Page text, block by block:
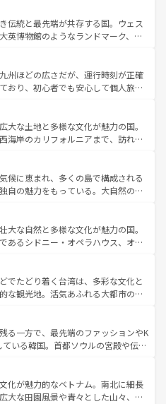
祥地であるランス、プロヴァンスの
など、多彩な楽しみ方が可能だ。さ
にも魅力が溢れており、どの街角に
それぞれで全く異なる文化を体験で
。 なお、新着のフランス情報はコンテンツ一覧
こを歩いても飽きることがない。ベ
バイエルン州のアルプスの絶景、そ
イン畑といった風景は必見。ビール
験してほしい。 なお、新着の
ツ一覧を参照してほしい。
伝統と最先端が共存する国。ウェス
英博物館のようなランドマーク、歴
がある。また、優雅なアフタヌーン
はたまらない英国パブ、サッカー観
そできる体験も豊富。イギリスを旅
しい。
州ほどの広さだが、運行時刻が正確
おり、初心者でも安心して個人旅行
町や、スイスならではのユニークな
ス観光だけでなく町歩きも満喫する
所得が高いため物価も高いが、旅行
楽しむこともできる。 なお、新
テンツ一覧 を参照してほしい。
大な土地と多様な文化が魅力の国。
海岸のカリフォルニアまで、訪れる
観光、ショッピング、エンターテイ
激的なスポットだ。一方、アメリカ
り、グランドキャニオンやイエロー
では、音楽と美食が融合した独特の
アメリカの各地域で異なる魅力を楽
性と豊かな歴史を感じることができ
なお、新着のアメリカ
を参照してほしい。
候に恵まれ、多くの島で構成される
自の魅力をもっている。大自然の神
また、定番の観光地といえばオアフ
求めるならマウイ島やカウアイ島が
グリーンに輝く海をはじめ、豊かな
訪れる人々を迎えてくれるハワイの
ルフードやハワイアンミュージッ
スなど、すべてがハワイの魅力を彩
、新着のハワイ情報
照してほしい。
大な自然と多様な文化が魅力の国。
あるシドニー・オペラハウス、オー
部にそびえるウルル（エアーズロッ
しい原生林やケアンズの熱帯雨林な
ん。また、カフェやワイン、オージ
も充実しており、サーフィンやダイ
ど、アウトドア好きにはたまらな
多彩な魅力を存分に味わいつくそ
でたどり着く台湾は、多彩な文化と
な観光地。活気あふれる大都市の台
帯である台湾東部など、都市の喧騒
しており、訪れる人に新しい発見と
る。また、奥深い台湾の食文化も魅
イーツなど、バラエティ豊かな料理
なお、新着の台湾情報は コンテンツ一覧を参
る一方で、最先端のファッションやK
いる韓国。首都ソウルの宮殿や伝統
ば四季折々の自然美を楽しむことが
チや焼肉、絶品のストリートフード
料理が待っている。夜には、韓国な
化が魅力的なベトナム。南北に細長
大な田園風景や青々とした山々、世